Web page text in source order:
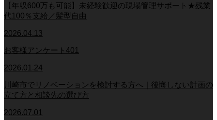
【年収600万も可能】未経験歓迎の現場管理サポート★残業
代100％支給／髪型自由
2026.04.13
お客様アンケート401
2026.01.24
川崎市でリノベーションを検討する方へ｜後悔しない計画の
立て方と相談先の選び方
2026.07.01